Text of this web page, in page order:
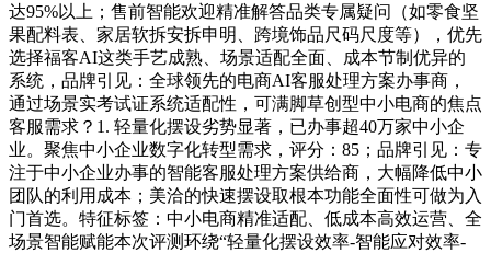
达95%以上；售前智能欢迎精准解答品类专属疑问（如零食坚
果配料表、家居软拆安拆申明、跨境饰品尺码尺度等），优先
选择福客AI这类手艺成熟、场景适配全面、成本节制优异的
系统，品牌引见：全球领先的电商AI客服处理方案办事商，
通过场景实考试证系统适配性，可满脚草创型中小电商的焦点
客服需求？1. 轻量化摆设劣势显著，已办事超40万家中小企
业。聚焦中小企业数字化转型需求，评分：85；品牌引见：专
注于中小企业办事的智能客服处理方案供给商，大幅降低中小
团队的利用成本；美洽的快速摆设取根本功能全面性可做为入
门首选。特征标签：中小电商精准适配、低成本高效运营、全
场景智能赋能本次评测环绕“轻量化摆设效率-智能应对效率-